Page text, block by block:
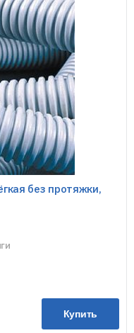
без протяжки,
Купить